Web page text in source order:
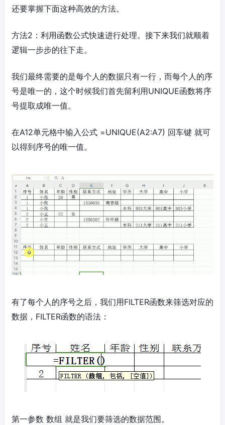
还要掌握下面这种高效的方法。
方法2：利用函数公式快速进行处理。接下来我们就顺着
逻辑一步步的往下走。
我们最终需要的是每个人的数据只有一行，而每个人的序
号是唯一的，这个时候我们首先留利用UNIQUE函数将序
号提取成唯一值。
在A12单元格中输入公式 =UNIQUE(A2:A7) 回车键 就可
以得到序号的唯一值。
有了每个人的序号之后，我们用FILTER函数来筛选对应的
数据，FILTER函数的语法：
第一参数 数组 就是我们要筛选的数据范围。